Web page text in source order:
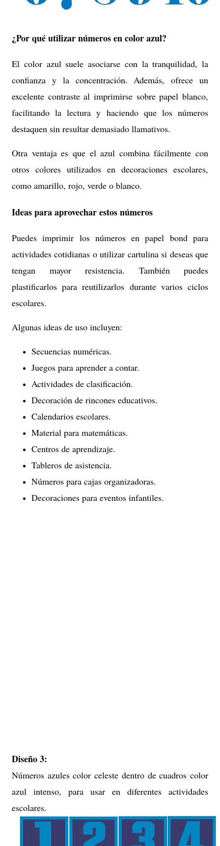
¿Por qué utilizar números en color azul?
El color azul suele asociarse con la tranquilidad, la
confianza y la concentración. Además, ofrece un
excelente contraste al imprimirse sobre papel blanco,
facilitando la lectura y haciendo que los números
destaquen sin resultar demasiado llamativos.
Otra ventaja es que el azul combina fácilmente con
otros colores utilizados en decoraciones escolares,
como amarillo, rojo, verde o blanco.
Ideas para aprovechar estos números
Puedes imprimir los números en papel bond para
actividades cotidianas o utilizar cartulina si deseas que
tengan mayor resistencia. También puedes
plastificarlos para reutilizarlos durante varios ciclos
escolares.
Algunas ideas de uso incluyen:
Secuencias numéricas.
Juegos para aprender a contar.
Actividades de clasificación.
Decoración de rincones educativos.
Calendarios escolares.
Material para matemáticas.
Centros de aprendizaje.
Tableros de asistencia.
Números para cajas organizadoras.
Decoraciones para eventos infantiles.
Diseño 3:
Números azules color celeste dentro de cuadros color
azul intenso, para usar en diferentes actividades
escolares.